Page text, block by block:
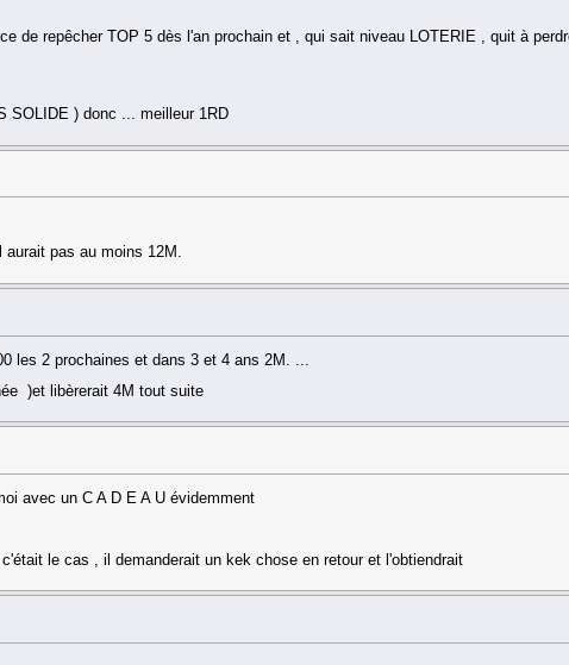
de repêcher TOP 5 dès l'an prochain et , qui sait niveau LOTERIE , quit à
SOLIDE ) donc ... meilleur 1RD
pas au moins 12M.
les 2 prochaines et dans 3 et 4 ans 2M. ...
)et libèrerait 4M tout suite
avec un C A D E A U évidemment
le cas , il demanderait un kek chose en retour et l'obtiendrait